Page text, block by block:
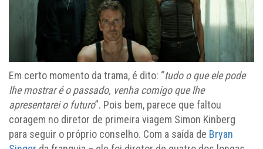
Em certo momento da trama, é dito: “tudo o que ele pode
lhe mostrar é o passado, venha comigo que lhe
apresentarei o futuro”. Pois bem, parece que faltou
coragem no diretor de primeira viagem Simon Kinberg
para seguir o próprio conselho. Com a saída de Bryan